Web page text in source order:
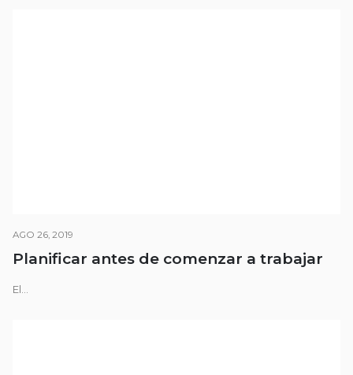
AGO 26, 2019
Planificar antes de comenzar a trabajar
El...